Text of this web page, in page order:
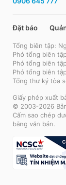
Đặt báo
Tổng biên tập:
Phó tổng biên
Phó tổng biên
Phó tổng biên
Tổng thư ký tòa
Giấy phép xuất
© 2003-2026
Cấm sao chép
bằng văn bản.